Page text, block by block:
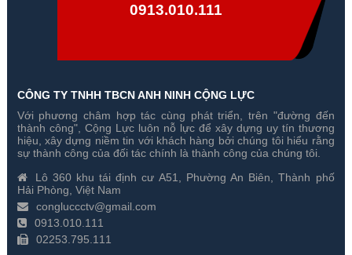
Đổi 3 Camera Hikvision 2
Megapixel Cũ Lấy Mới
Gía hãng : 4,650,000₫
4,565,000₫
Đổi 4 Camera Hikvision 2
Megapixel Cũ Lấy Mới
Gía hãng : 5,550,000₫
5,464,000₫
0913.010.111
CÔNG TY TNHH TBCN ANH NINH CỘNG LỰC
Với phương châm hợp tác cùng phát triển, trên "đường đến
thành công", Cộng Lực luôn nỗ lực để xây dựng uy tín thương
hiệu, xây dựng niềm tin với khách hàng bởi chúng tôi hiểu rằng
sự thành công của đối tác chính là thành công của chúng tôi.
Lô 360 khu tái định cư A51, Phường An Biên, Thành phố
Hải Phòng, Việt Nam
congluccctv@gmail.com
0913.010.111
02253.795.111